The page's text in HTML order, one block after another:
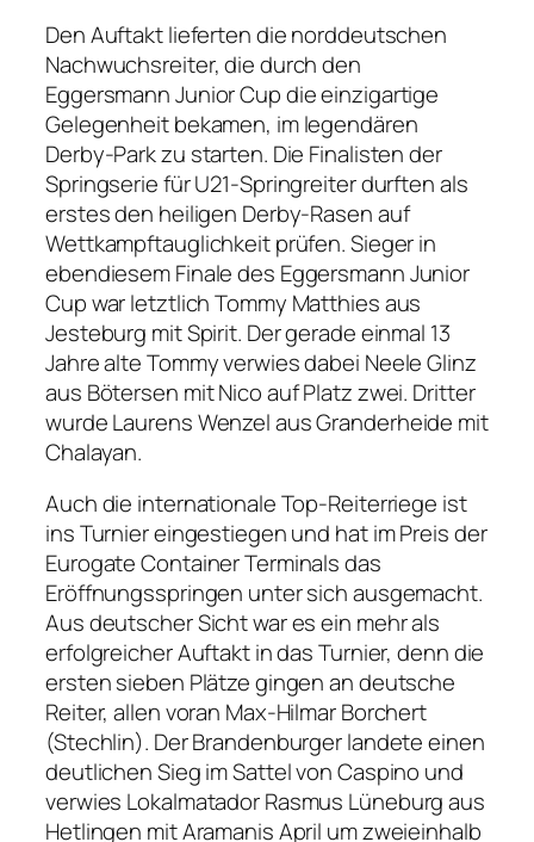
Den Auftakt lieferten die norddeutschen
Nachwuchsreiter, die durch den
Eggersmann Junior Cup die einzigartige
Gelegenheit bekamen, im legendären
Derby-Park zu starten. Die Finalisten der
Springserie für U21-Springreiter durften als
erstes den heiligen Derby-Rasen auf
Wettkampftauglichkeit prüfen. Sieger in
ebendiesem Finale des Eggersmann Junior
Cup war letztlich Tommy Matthies aus
Jesteburg mit Spirit. Der gerade einmal 13
Jahre alte Tommy verwies dabei Neele Glinz
aus Bötersen mit Nico auf Platz zwei. Dritter
wurde Laurens Wenzel aus Granderheide mit
Chalayan.
Auch die internationale Top-Reiterriege ist
ins Turnier eingestiegen und hat im Preis der
Eurogate Container Terminals das
Eröffnungsspringen unter sich ausgemacht.
Aus deutscher Sicht war es ein mehr als
erfolgreicher Auftakt in das Turnier, denn die
ersten sieben Plätze gingen an deutsche
Reiter, allen voran Max-Hilmar Borchert
(Stechlin). Der Brandenburger landete einen
deutlichen Sieg im Sattel von Caspino und
verwies Lokalmatador Rasmus Lüneburg aus
Hetlingen mit Aramanis April um zweieinhalb